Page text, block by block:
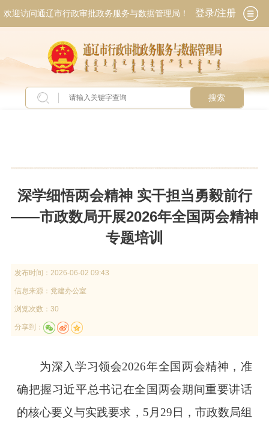
欢迎访问通辽市行政审批政务服务与数据管理局！ 登录/注册
搜索
深学细悟两会精神 实干担当勇毅前行
——市政数局开展2026年全国两会精神
专题培训
发布时间： 2026-06-02 09:43
信息来源： 党建办公室
浏览次数：30
分享到：
为深入学习领会2026年全国两会精神，准
确把握习近平总书记在全国两会期间重要讲话
的核心要义与实践要求，5月29日，市政数局组